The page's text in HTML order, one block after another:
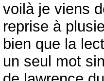
voilà je viens
reprise à
bien que la
un seul mot